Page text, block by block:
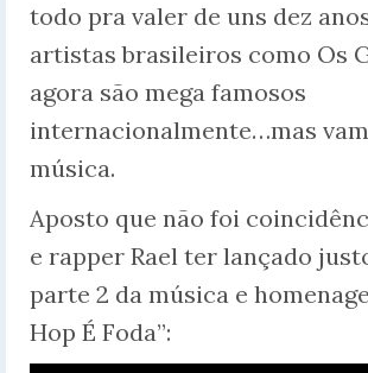
todo pra valer de uns dez
artistas brasileiros como Os
agora são mega famosos
internacionalmente…mas
música.
Aposto que não foi
e rapper Rael ter lançado
parte 2 da música e
Hop É Foda”: